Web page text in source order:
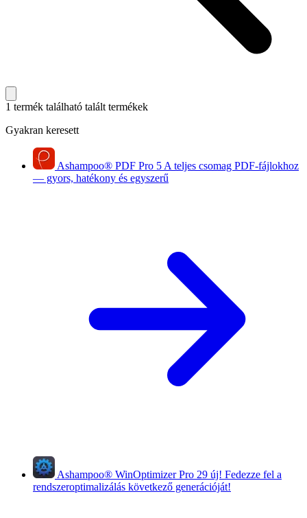
1 termék található talált termékek
Gyakran keresett
Ashampoo® PDF Pro 5 A teljes csomag PDF-fájlokhoz
— gyors, hatékony és egyszerű
Ashampoo® WinOptimizer Pro 29 új! Fedezze fel a
rendszeroptimalizálás következő generációját!